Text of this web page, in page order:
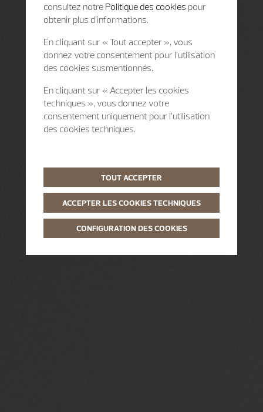
consultez notre Politique des cookies pour
obtenir plus d’informations.
En cliquant sur « Tout accepter », vous
donnez votre consentement pour l’utilisation
des cookies susmentionnés.
En cliquant sur « Accepter les cookies
techniques », vous donnez votre
consentement uniquement pour l’utilisation
des cookies techniques.
TOUT ACCEPTER
ACCEPTER LES COOKIES TECHNIQUES
CONFIGURATION DES COOKIES